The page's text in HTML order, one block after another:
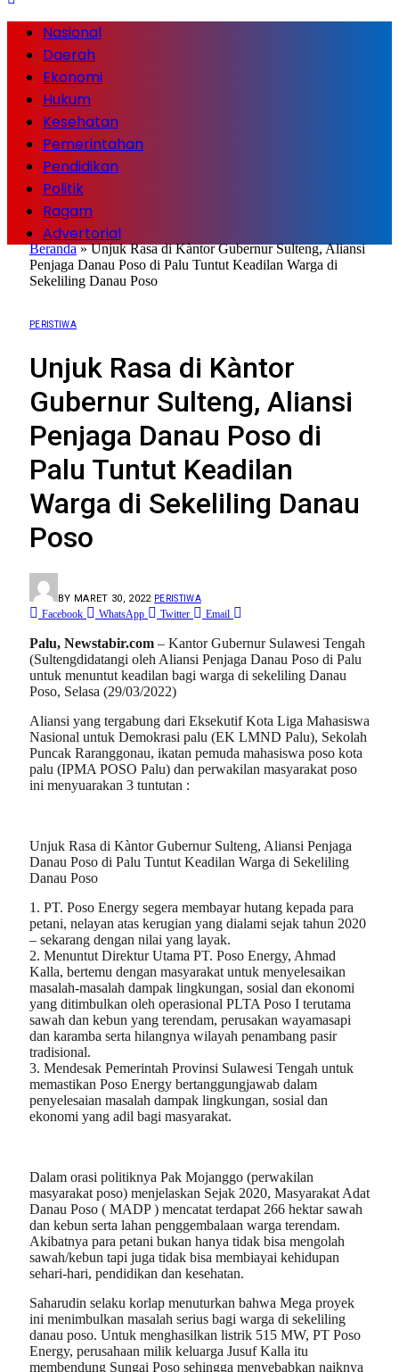
Nasional
Daerah
Ekonomi
Hukum
Kesehatan
Pemerintahan
Pendidikan
Politik
Ragam
Advertorial
Beranda»Unjuk Rasa di Kàntor Gubernur Sulteng, Aliansi
Penjaga Danau Poso di Palu Tuntut Keadilan Warga di
Sekeliling Danau Poso
PERISTIWA
Unjuk Rasa di Kàntor
Gubernur Sulteng, Aliansi
Penjaga Danau Poso di
Palu Tuntut Keadilan
Warga di Sekeliling Danau
Poso
BY MARET 30, 2022 PERISTIWA
Facebook WhatsApp Twitter Email
Palu, Newstabir.com – Kantor Gubernur Sulawesi Tengah
(Sultengdidatangi oleh Aliansi Penjaga Danau Poso di Palu
untuk menuntut keadilan bagi warga di sekeliling Danau
Poso, Selasa (29/03/2022)
Aliansi yang tergabung dari Eksekutif Kota Liga Mahasiswa
Nasional untuk Demokrasi palu (EK LMND Palu), Sekolah
Puncak Raranggonau, ikatan pemuda mahasiswa poso kota
palu (IPMA POSO Palu) dan perwakilan masyarakat poso
ini menyuarakan 3 tuntutan :
Unjuk Rasa di Kàntor Gubernur Sulteng, Aliansi Penjaga
Danau Poso di Palu Tuntut Keadilan Warga di Sekeliling
Danau Poso
1. PT. Poso Energy segera membayar hutang kepada para
petani, nelayan atas kerugian yang dialami sejak tahun 2020
– sekarang dengan nilai yang layak.
2. Menuntut Direktur Utama PT. Poso Energy, Ahmad
Kalla, bertemu dengan masyarakat untuk menyelesaikan
masalah-masalah dampak lingkungan, sosial dan ekonomi
yang ditimbulkan oleh operasional PLTA Poso I terutama
sawah dan kebun yang terendam, perusakan wayamasapi
dan karamba serta hilangnya wilayah penambang pasir
tradisional.
3. Mendesak Pemerintah Provinsi Sulawesi Tengah untuk
memastikan Poso Energy bertanggungjawab dalam
penyelesaian masalah dampak lingkungan, sosial dan
ekonomi yang adil bagi masyarakat.
Dalam orasi politiknya Pak Mojanggo (perwakilan
masyarakat poso) menjelaskan Sejak 2020, Masyarakat Adat
Danau Poso ( MADP ) mencatat terdapat 266 hektar sawah
dan kebun serta lahan penggembalaan warga terendam.
Akibatnya para petani bukan hanya tidak bisa mengolah
sawah/kebun tapi juga tidak bisa membiayai kehidupan
sehari-hari, pendidikan dan kesehatan.
Saharudin selaku korlap menuturkan bahwa Mega proyek
ini menimbulkan masalah serius bagi warga di sekeliling
danau poso. Untuk menghasilkan listrik 515 MW, PT Poso
Energy, perusahaan milik keluarga Jusuf Kalla itu
membendung Sungai Poso sehingga menyebabkan naiknya